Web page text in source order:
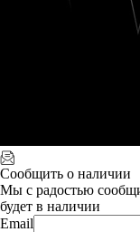
Сообщить о наличии
Мы с радостью
будет в наличии
Email